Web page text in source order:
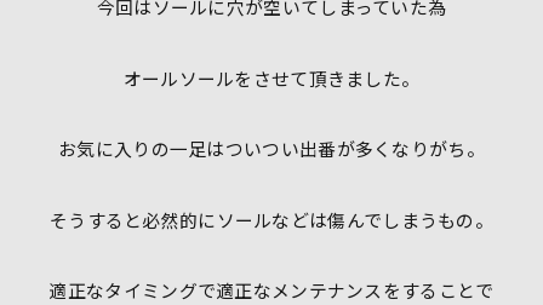
今回はソールに穴が空いてしまっていた為
オールソールをさせて頂きました。
お気に入りの一足はついつい出番が多くなりがち。
そうすると必然的にソールなどは傷んでしまうもの。
適正なタイミングで適正なメンテナンスをすることで